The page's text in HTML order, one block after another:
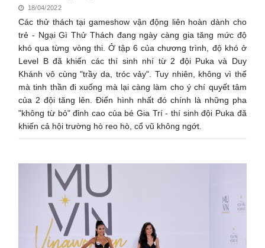
18/04/2022
Các thử thách tại gameshow vận động liên hoàn dành cho
trẻ - Ngại Gì Thử Thách đang ngày càng gia tăng mức độ
khó qua từng vòng thi. Ở tập 6 của chương trình, độ khó ở
Level B đã khiến các thí sinh nhí từ 2 đội Puka và Duy
Khánh vô cùng "trầy da, tróc vảy". Tuy nhiên, không vì thế
mà tinh thần đi xuống mà lại càng làm cho ý chí quyết tâm
của 2 đội tăng lên. Điển hình nhất đó chính là những pha
"không từ bỏ" đỉnh cao của bé Gia Trí - thí sinh đội Puka đã
khiến cả hội trường hò reo hò, cổ vũ không ngớt.